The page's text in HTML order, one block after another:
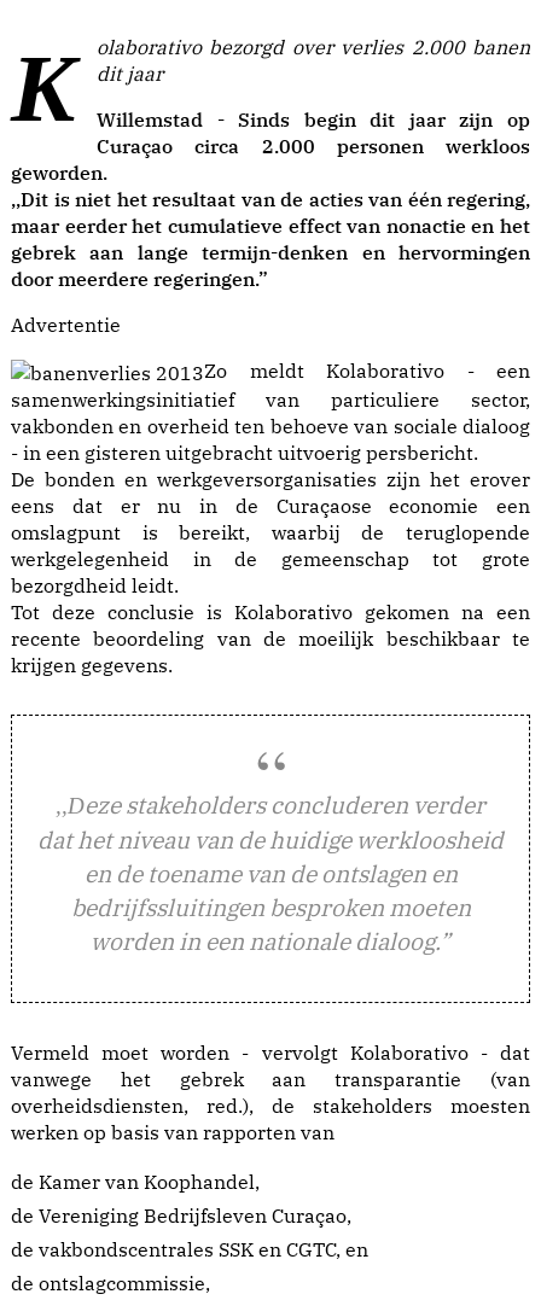
Kolaborativo bezorgd over verlies 2.000 banen
dit jaar
Willemstad - Sinds begin dit jaar zijn op
Curaçao circa 2.000 personen werkloos
geworden.
,,Dit is niet het resultaat van de acties van één regering,
maar eerder het cumulatieve effect van nonactie en het
gebrek aan lange termijn-denken en hervormingen
door meerdere regeringen.”
Advertentie
Zo meldt Kolaborativo - een
samenwerkingsinitiatief van particuliere sector,
vakbonden en overheid ten behoeve van sociale dialoog
- in een gisteren uitgebracht uitvoerig persbericht.
De bonden en werkgeversorganisaties zijn het erover
eens dat er nu in de Curaçaose economie een
omslagpunt is bereikt, waarbij de teruglopende
werkgelegenheid in de gemeenschap tot grote
bezorgdheid leidt.
Tot deze conclusie is Kolaborativo gekomen na een
recente beoordeling van de moeilijk beschikbaar te
krijgen gegevens.
,,Deze stakeholders concluderen verder
dat het niveau van de huidige werkloosheid
en de toename van de ontslagen en
bedrijfssluitingen besproken moeten
worden in een nationale dialoog.”
Vermeld moet worden - vervolgt Kolaborativo - dat
vanwege het gebrek aan transparantie (van
overheidsdiensten, red.), de stakeholders moesten
werken op basis van rapporten van
de Kamer van Koophandel,
de Vereniging Bedrijfsleven Curaçao,
de vakbondscentrales SSK en CGTC, en
de ontslagcommissie,